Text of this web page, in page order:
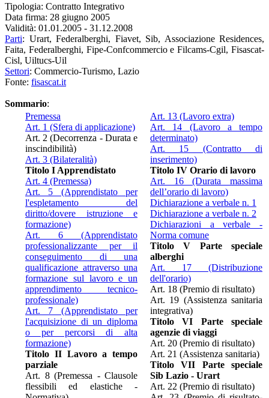
Tipologia: Contratto Integrativo
Data firma: 28 giugno 2005
Validità: 01.01.2005 - 31.12.2008
Parti: Urart, Federalberghi, Fiavet, Sib, Associazione Residences,
Faita, Federalberghi, Fipe-Confcommercio e Filcams-Cgil, Fisascat-
Cisl, Uiltucs-Uil
Settori: Commercio-Turismo, Lazio
Fonte: fisascat.it
Sommario:
Premessa
Art. 1 (Sfera di applicazione)
Art. 2 (Decorrenza - Durata e
inscindibilità)
Art. 3 (Bilateralità)
Titolo I Apprendistato
Art. 4 (Premessa)
Art. 5 (Apprendistato per
l'espletamento del
diritto/dovere istruzione e
formazione)
Art. 6 (Apprendistato
professionalizzante per il
conseguimento di una
qualificazione attraverso una
formazione sul lavoro e un
apprendimento tecnico-
professionale)
Art. 7 (Apprendistato per
l'acquisizione di un diploma
o per percorsi di alta
formazione)
Titolo II Lavoro a tempo
parziale
Art. 8 (Premessa - Clausole
flessibili ed elastiche -
Art. 13 (Lavoro extra)
Art. 14 (Lavoro a tempo
determinato)
Art. 15 (Contratto di
inserimento)
Titolo IV Orario di lavoro
Art. 16 (Durata massima
dell’orario di lavoro)
Dichiarazione a verbale n. 1
Dichiarazione a verbale n. 2
Dichiarazioni a verbale -
Norma comune
Titolo V Parte speciale
alberghi
Art. 17 (Distribuzione
dell'orario)
Art. 18 (Premio di risultato)
Art. 19 (Assistenza sanitaria
integrativa)
Titolo VI Parte speciale
agenzie di viaggi
Art. 20 (Premio di risultato)
Art. 21 (Assistenza sanitaria)
Titolo VII Parte speciale
Sib Lazio - Urart
Art. 22 (Premio di risultato)